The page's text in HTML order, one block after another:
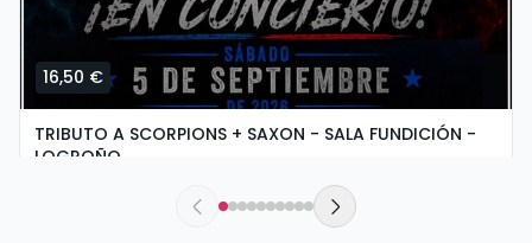
16,50 €
TRIBUTO A SCORPIONS + SAXON - SALA FUNDICIÓN -
LOGROÑO
Sala Fundición | Logroño